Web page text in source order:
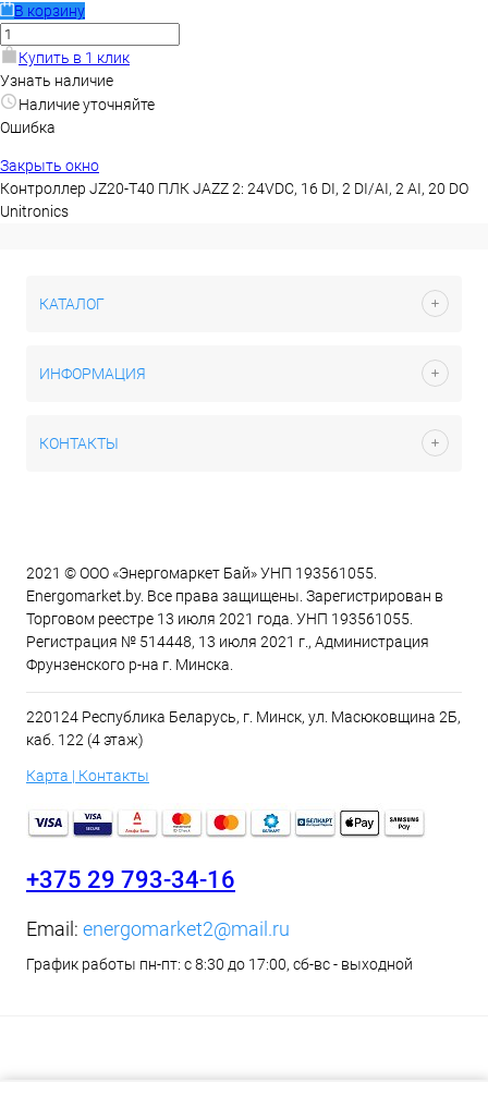
В корзину
Купить в 1 клик
Узнать наличие
Наличие уточняйте
Ошибка
Закрыть окно
Контроллер JZ20-T40 ПЛК JAZZ 2: 24VDC, 16 DI, 2 DI/AI, 2 AI, 20 DO
Unitronics
КАТАЛОГ
ИНФОРМАЦИЯ
КОНТАКТЫ
2021 © ООО «Энергомаркет Бай» УНП 193561055.
Energomarket.by. Все права защищены. Зарегистрирован в
Торговом реестре 13 июля 2021 года. УНП 193561055.
Регистрация № 514448, 13 июля 2021 г., Администрация
Фрунзенского р-на г. Минска.
220124 Республика Беларусь, г. Минск, ул. Масюковщина 2Б,
каб. 122 (4 этаж)
Карта | Контакты
+375 29 793-34-16
Email: energomarket2@mail.ru
График работы пн-пт: с 8:30 до 17:00, сб-вс - выходной